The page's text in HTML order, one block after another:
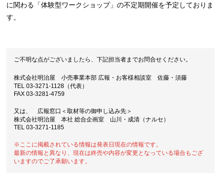
に関わる「体験型ワークショップ」の不定期開催を予定しておりま
す。
ご不明な点がございましたら、下記担当者までお問合せください。
株式会社明治屋 小売事業本部 広報・お客様相談室 佐藤・須藤
TEL 03-3271-1128（代表）
FAX 03-3281-4759
又は、 広報窓口＜取材等の御申し込み先＞
株式会社明治屋 本社 総合企画室 山川・成清（ナルセ）
TEL 03-3271-1185
※ここに掲載されている情報は発表日現在の情報です。
最新の情報と異なり、現在は終売や内容が変更となっている場合もござ
いますのでご了承願います。